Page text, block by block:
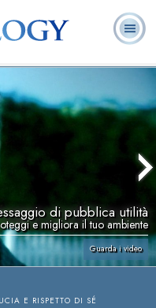
di pubblica utilità
e migliora il tuo ambiente
Guarda i video
E RISPETTO DI SÉ